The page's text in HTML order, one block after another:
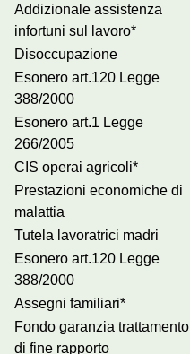
Addizionale assistenza
infortuni sul lavoro*
Disoccupazione
Esonero art.120 Legge
388/2000
Esonero art.1 Legge
266/2005
CIS operai agricoli*
Prestazioni economiche di
malattia
Tutela lavoratrici madri
Esonero art.120 Legge
388/2000
Assegni familiari*
Fondo garanzia trattamento
di fine rapporto